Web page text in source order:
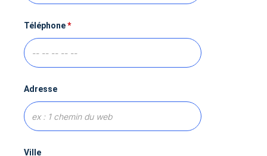
Téléphone*
Adresse
Ville